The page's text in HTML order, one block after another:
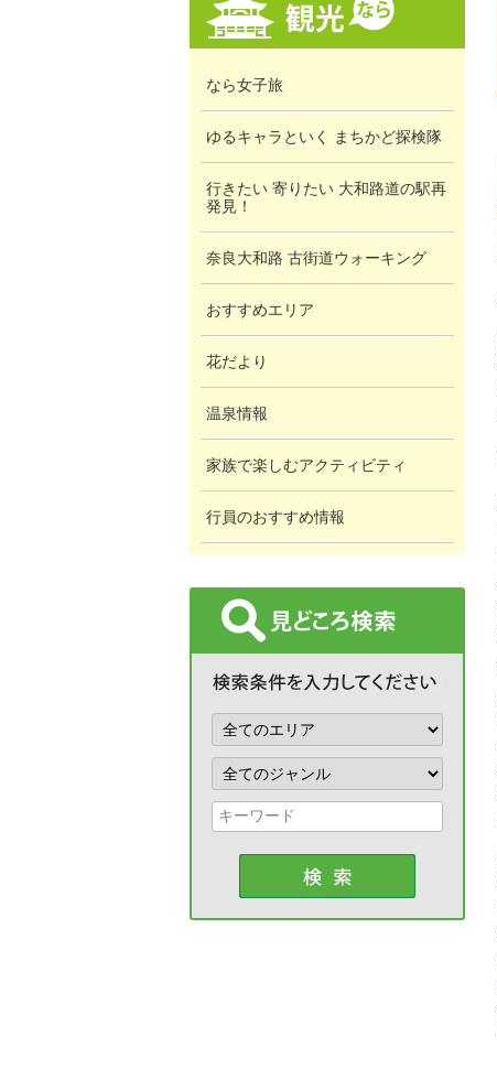
なら女子旅
ゆるキャラといく まちかど探検隊
行きたい 寄りたい 大和路道の駅再
発見！
奈良大和路 古街道ウォーキング
おすすめエリア
花だより
温泉情報
家族で楽しむアクティビティ
行員のおすすめ情報